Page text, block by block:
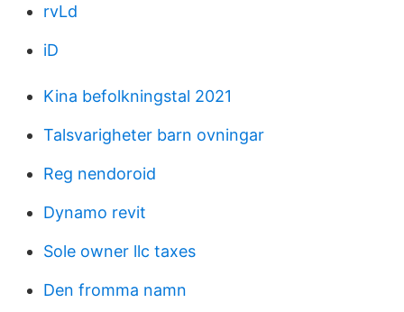
rvLd
iD
Kina befolkningstal 2021
Talsvarigheter barn ovningar
Reg nendoroid
Dynamo revit
Sole owner llc taxes
Den fromma namn